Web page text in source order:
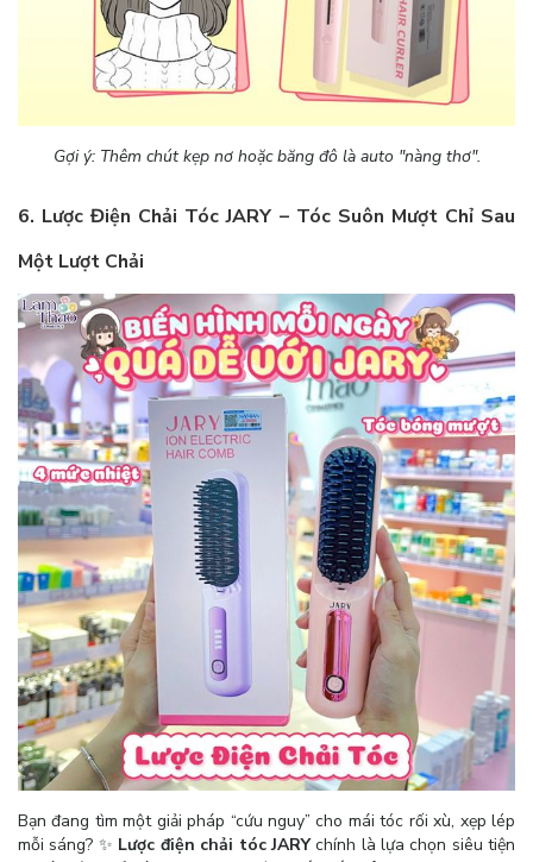
Gợi ý: Thêm chút kẹp nơ hoặc băng đô là auto "nàng thơ".
6. Lược Điện Chải Tóc JARY – Tóc Suôn Mượt Chỉ Sau
Một Lượt Chải
Bạn đang tìm một giải pháp “cứu nguy” cho mái tóc rối xù, xẹp lép
mỗi sáng? ✨ Lược điện chải tóc JARYchính là lựa chọn siêu tiện